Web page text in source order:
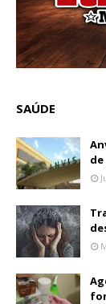
SAÚDE